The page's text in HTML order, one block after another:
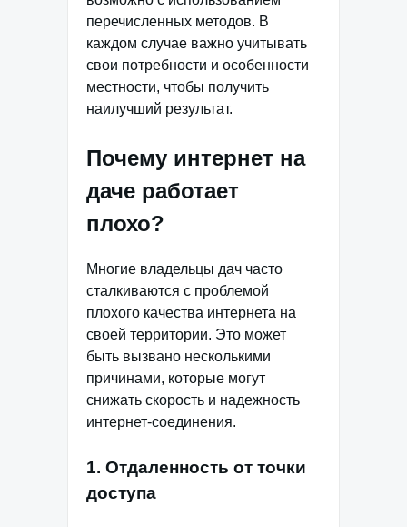
перечисленных методов. В
каждом случае важно учитывать
свои потребности и особенности
местности, чтобы получить
наилучший результат.
Почему интернет на
даче работает
плохо?
Многие владельцы дач часто
сталкиваются с проблемой
плохого качества интернета на
своей территории. Это может
быть вызвано несколькими
причинами, которые могут
снижать скорость и надежность
интернет-соединения.
1. Отдаленность от точки
доступа